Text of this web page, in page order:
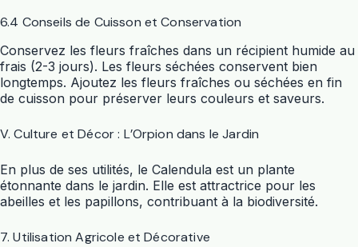
6.4 Conseils de Cuisson et Conservation
Conservez les fleurs fraîches dans un récipient humide au
frais (2-3 jours). Les fleurs séchées conservent bien
longtemps. Ajoutez les fleurs fraîches ou séchées en fin
de cuisson pour préserver leurs couleurs et saveurs.
V. Culture et Décor : L’Orpion dans le Jardin
En plus de ses utilités, le Calendula est un plante
étonnante dans le jardin. Elle est attractrice pour les
abeilles et les papillons, contribuant à la biodiversité.
7. Utilisation Agricole et Décorative